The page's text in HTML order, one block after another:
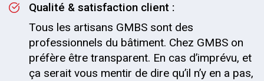
Qualité & satisfaction client :
Tous les artisans GMBS sont des
professionnels du bâtiment. Chez GMBS on
préfère être transparent. En cas d’imprévu, et
ça serait vous mentir de dire qu’il n’y en a pas,